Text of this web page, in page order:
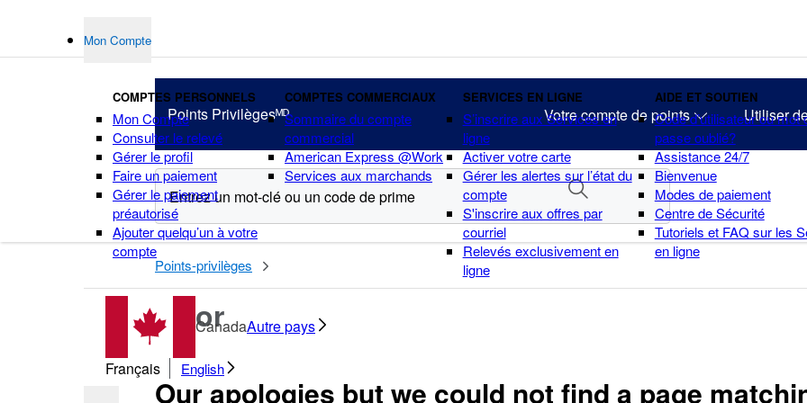
Mon Compte
COMPTES PERSONNELS
Mon Compte
Consulter le relevé
Gérer le profil
Faire un paiement
Gérer le paiement
préautorisé
Ajouter quelqu’un à votre
compte
COMPTES COMMERCIAUX
Sommaire du compte
commercial
American Express @Work
Services aux marchands
SERVICES EN LIGNE
S’inscrire aux Services en
ligne
Activer votre carte
Gérer les alertes sur l’état du
compte
S'inscrire aux offres par
courriel
Relevés exclusivement en
ligne
AIDE ET SOUTIEN
Code d’utilisateur ou mot
passe oublié?
Assistance 24/7
Bienvenue
Modes de paiement
Centre de Sécurité
Tutoriels et FAQ sur les
en ligne
CanadaAutre pays
Français English
Points Privilègesᴹᴰ Votre compte de points Utiliser
points
Points-privilèges
Error
Our apologies but we could not find a page